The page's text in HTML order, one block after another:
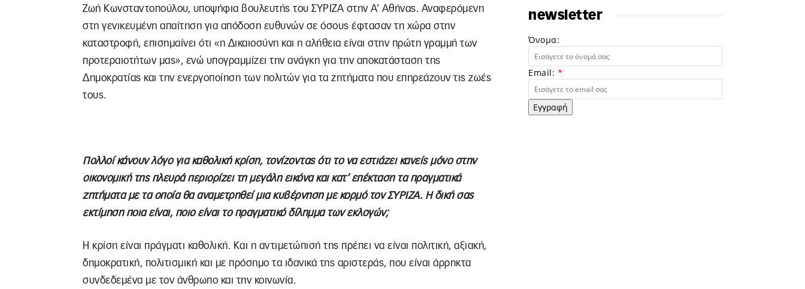
Ζωή Κωνσταντοπούλου, υποψήφια βουλευτής του ΣΥΡΙΖΑ στην Α’ Αθήνας. Αναφερόμενη
στη γενικευμένη απαίτηση για απόδοση ευθυνών σε όσους έφτασαν τη χώρα στην
καταστροφή, επισημαίνει ότι «η Δικαιοσύνη και η αλήθεια είναι στην πρώτη γραμμή των
προτεραιοτήτων μας», ενώ υπογραμμίζει την ανάγκη για την αποκατάσταση της
Δημοκρατίας και την ενεργοποίηση των πολιτών για τα ζητήματα που επηρεάζουν τις ζωές
τους.
Πολλοί κάνουν λόγο για καθολική κρίση, τονίζοντας ότι το να εστιάζει κανείς μόνο στην
οικονομική της πλευρά περιορίζει τη μεγάλη εικόνα και κατ’ επέκταση τα πραγματικά
ζητήματα με τα οποία θα αναμετρηθεί μια κυβέρνηση με κορμό τον ΣΥΡΙΖΑ. Η δική σας
εκτίμηση ποια είναι, ποιο είναι το πραγματικό δίλημμα των εκλογών;
Η κρίση είναι πράγματι καθολική. Και η αντιμετώπισή της πρέπει να είναι πολιτική, αξιακή,
δημοκρατική, πολιτισμική και με πρόσημο τα ιδανικά της αριστεράς, που είναι άρρηκτα
συνδεδεμένα με τον άνθρωπο και την κοινωνία.
newsletter
Όνομα:
Email: *
Εγγραφή